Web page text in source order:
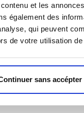
et les
également des
qui peuvent
de votre utilisation
sans accépter